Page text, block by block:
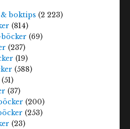
boktips (2 223)
(814)
(69)
(237)
(19)
(588)
(51)
(37)
(200)
(253)
(23)